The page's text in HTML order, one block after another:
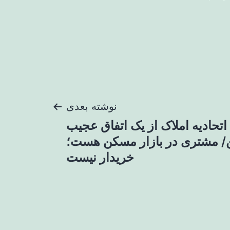
نوشته بعدی
املاک از یک اتفاق عجیب
مشتری در بازار مسکن هست؛
خریدار نیست